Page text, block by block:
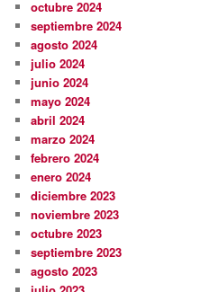
octubre 2024
septiembre 2024
agosto 2024
julio 2024
junio 2024
mayo 2024
abril 2024
marzo 2024
febrero 2024
enero 2024
diciembre 2023
noviembre 2023
octubre 2023
septiembre 2023
agosto 2023